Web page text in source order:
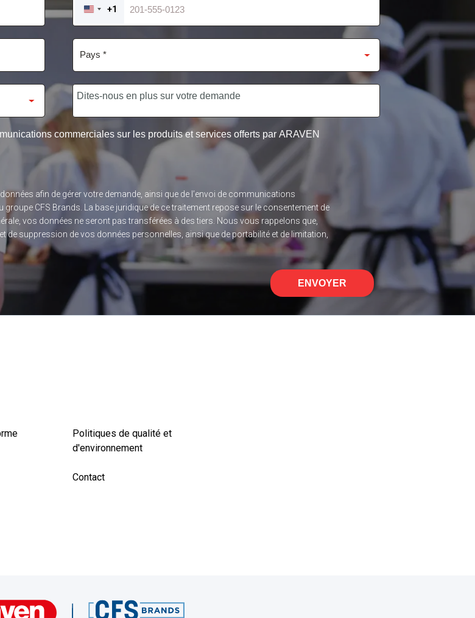
UNITED
STATES
+1
+1
commerciales sur les produits et services offerts par ARAVEN
afin de gérer votre demande, ainsi que de l’envoi de communications
CFS Brands. La base juridique de ce traitement repose sur le consentement de
vos données ne seront pas transférées à des tiers. Nous vous rappelons que,
suppression de vos données personnelles, ainsi que de portabilité et de limitation,
ENVOYER
Politiques de qualité et
d'environnement
Contact